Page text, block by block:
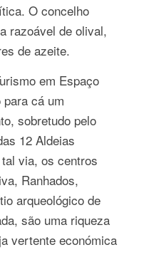
O concelho
razoável de olival,
de azeite.
em Espaço
cá um
sobretudo pelo
12 Aldeias
via, os centros
Ranhados,
arqueológico de
são uma riqueza
vertente económica